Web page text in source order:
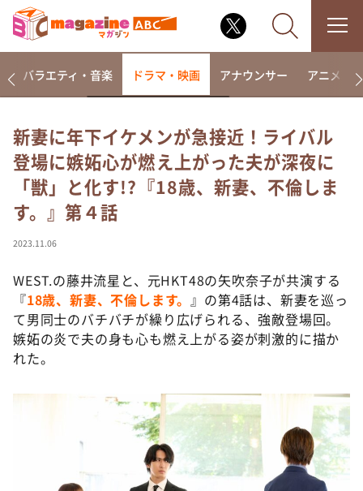
なるみ・岡村の過ぎるTV
相席食堂
これ余談なんですけど・・・
～人生密着トークバラエティ！～ やすとものいたっ
て真剣です
探偵！ナイトスクープ
news おかえり
河合＆A.B.C-Z塚田×福井アナ「なんでやねん！？」
（news おかえり）
本日はダイアンなり！シーズン２
朝だ！生です旅サラダ
教えて！ニュースライブ 正義のミカタ
ＬＩＦＥ～夢のカタチ～
バラエティ・音楽 ドラマ・映画 アナウンサー アニメ・
新妻に年下イケメンが急接近！ライバル
登場に嫉妬心が燃え上がった夫が深夜に
「獣」と化す!?『18歳、新妻、不倫しま
す。』第４話
2023.11.06
WEST.の藤井流星と、元HKT48の矢吹奈子が共演する
『18歳、新妻、不倫します。 』の第4話は、新妻を巡っ
て男同士のバチバチが繰り広げられる、強敵登場回。
嫉妬の炎で夫の身も心も燃え上がる姿が刺激的に描か
れた。